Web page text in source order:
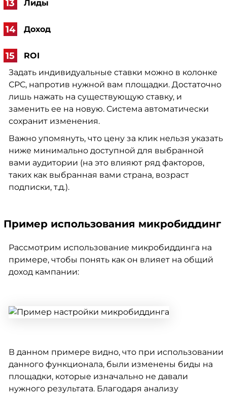
Лиды
Доход
ROI
Задать индивидуальные ставки можно в колонке
СРС, напротив нужной вам площадки. Достаточно
лишь нажать на существующую ставку, и
заменить ее на новую. Система автоматически
сохранит изменения.
Важно упомянуть, что цену за клик нельзя указать
ниже минимально доступной для выбранной
вами аудитории (на это влияют ряд факторов,
таких как выбранная вами страна, возраст
подписки, т.д.).
Пример использования микробиддинг
Рассмотрим использование микробиддинга на
примере, чтобы понять как он влияет на общий
доход кампании:
В данном примере видно, что при использовании
данного функционала, были изменены биды на
площадки, которые изначально не давали
нужного результата. Благодаря анализу